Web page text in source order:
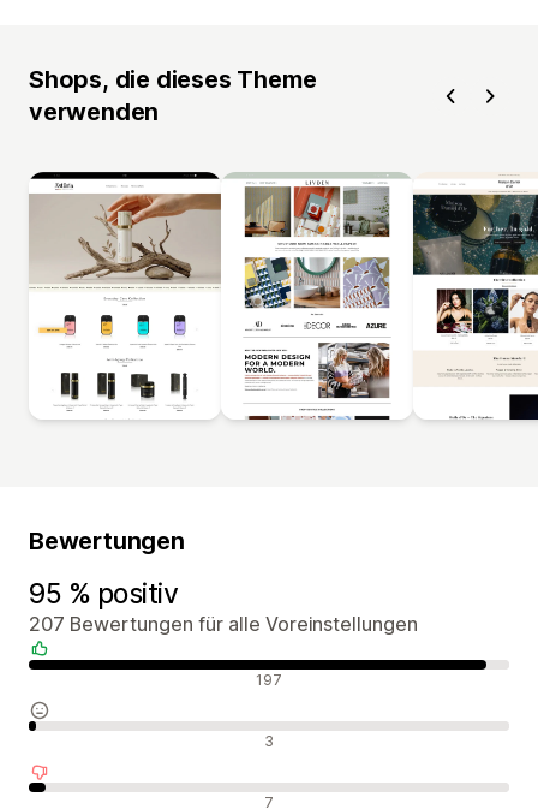
Shops, die dieses Theme
verwenden
Bewertungen
95 % positiv
207 Bewertungen für alle Voreinstellungen
Positive Bewertungen 197
Neutrale Bewertungen 3
Negative Bewertungen 7